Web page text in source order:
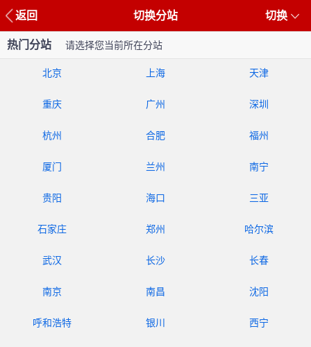
返回 切换
切换分站
热门分站 请选择您当前所在分站
北京 上海 天津
重庆 广州 深圳
杭州 合肥 福州
厦门 兰州 南宁
贵阳 海口 三亚
石家庄 郑州 哈尔滨
武汉 长沙 长春
南京 南昌 沈阳
呼和浩特 银川 西宁